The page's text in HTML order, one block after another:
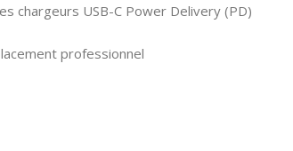
chargeurs USB-C Power Delivery (PD)
professionnel